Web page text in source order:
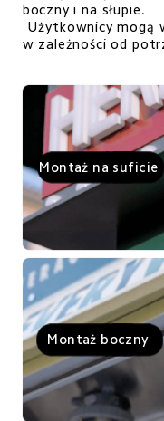
boczny i na słupie.
w zależności od
Montaż na suficie
Montaż boczny